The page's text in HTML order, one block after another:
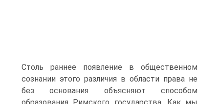
Столь раннее появление в общественном
сознании этого различия в области права не
без основания объясняют способом